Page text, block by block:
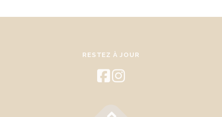
RESTEZ À JOUR